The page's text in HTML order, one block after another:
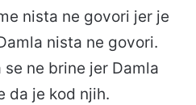
nista ne govori jer je
nista ne govori.
ne brine jer Damla
da je kod njih.